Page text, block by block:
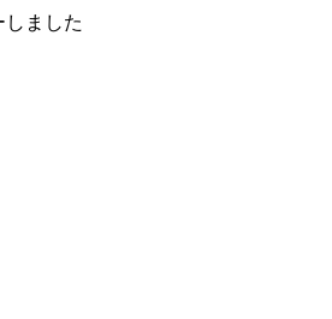
ました